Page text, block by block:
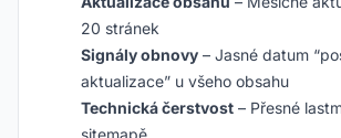
20 stránek
Signály obnovy – Jasné datum
aktualizace” u všeho obsahu
Technická čerstvost – Přesné
sitemapě